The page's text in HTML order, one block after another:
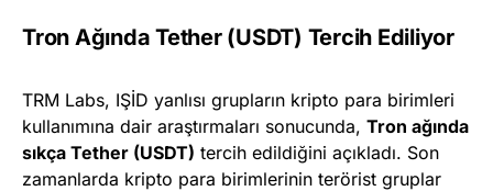
Tron Ağında Tether (USDT) Tercih Ediliyor
TRM Labs, IŞİD yanlısı grupların kripto para birimleri
kullanımına dair araştırmaları sonucunda, Tron ağında
sıkça Tether (USDT) tercih edildiğini açıkladı. Son
zamanlarda kripto para birimlerinin terörist gruplar